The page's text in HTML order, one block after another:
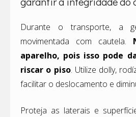
Durante o transporte, a
movimentada com cautela.
aparelho, pois isso pode
riscar o piso. Utilize dolly,
facilitar o deslocamento e
Proteja as laterais e